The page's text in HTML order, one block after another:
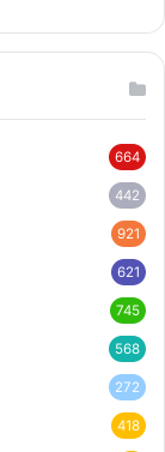
664
442
921
621
745
568
272
418